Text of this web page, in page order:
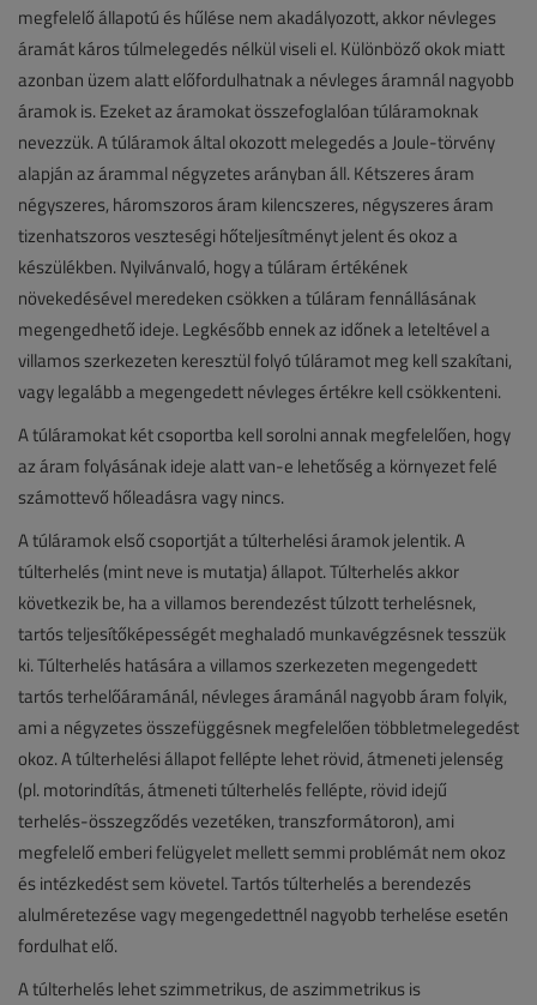
megfelelő állapotú és hűlése nem akadályozott, akkor névleges
áramát káros túlmelegedés nélkül viseli el. Különböző okok miatt
azonban üzem alatt előfordulhatnak a névleges áramnál nagyobb
áramok is. Ezeket az áramokat összefoglalóan túláramoknak
nevezzük. A túláramok által okozott melegedés a Joule-törvény
alapján az árammal négyzetes arányban áll. Kétszeres áram
négyszeres, háromszoros áram kilencszeres, négyszeres áram
tizenhatszoros veszteségi hőteljesítményt jelent és okoz a
készülékben. Nyilvánvaló, hogy a túláram értékének
növekedésével meredeken csökken a túláram fennállásának
megengedhető ideje. Legkésőbb ennek az időnek a leteltével a
villamos szerkezeten keresztül folyó túláramot meg kell szakítani,
vagy legalább a megengedett névleges értékre kell csökkenteni.
A túláramokat két csoportba kell sorolni annak megfelelően, hogy
az áram folyásának ideje alatt van-e lehetőség a környezet felé
számottevő hőleadásra vagy nincs.
A túláramok első csoportját a túlterhelési áramok jelentik. A
túlterhelés (mint neve is mutatja) állapot. Túlterhelés akkor
következik be, ha a villamos berendezést túlzott terhelésnek,
tartós teljesítőképességét meghaladó munkavégzésnek tesszük
ki. Túlterhelés hatására a villamos szerkezeten megengedett
tartós terhelőáramánál, névleges áramánál nagyobb áram folyik,
ami a négyzetes összefüggésnek megfelelően többletmelegedést
okoz. A túlterhelési állapot fellépte lehet rövid, átmeneti jelenség
(pl. motorindítás, átmeneti túlterhelés fellépte, rövid idejű
terhelés-összegződés vezetéken, transzformátoron), ami
megfelelő emberi felügyelet mellett semmi problémát nem okoz
és intézkedést sem követel. Tartós túlterhelés a berendezés
alulméretezése vagy megengedettnél nagyobb terhelése esetén
fordulhat elő.
A túlterhelés lehet szimmetrikus, de aszimmetrikus is